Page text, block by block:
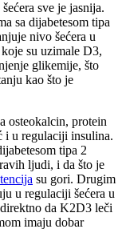
sve je jasnija.
sa dijabetesom tipa
nivo šećera u
su uzimale D3,
glikemije, što
kao što je
osteokalcin, protein
i u regulaciji insulina.
tipa 2
ljudi, i da što je
su gori. Drugim
u regulaciji šećera u
da K2D3 leči
imaju dobar